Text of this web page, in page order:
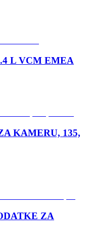
L VCM EMEA
KAMERU, 135,
ZA